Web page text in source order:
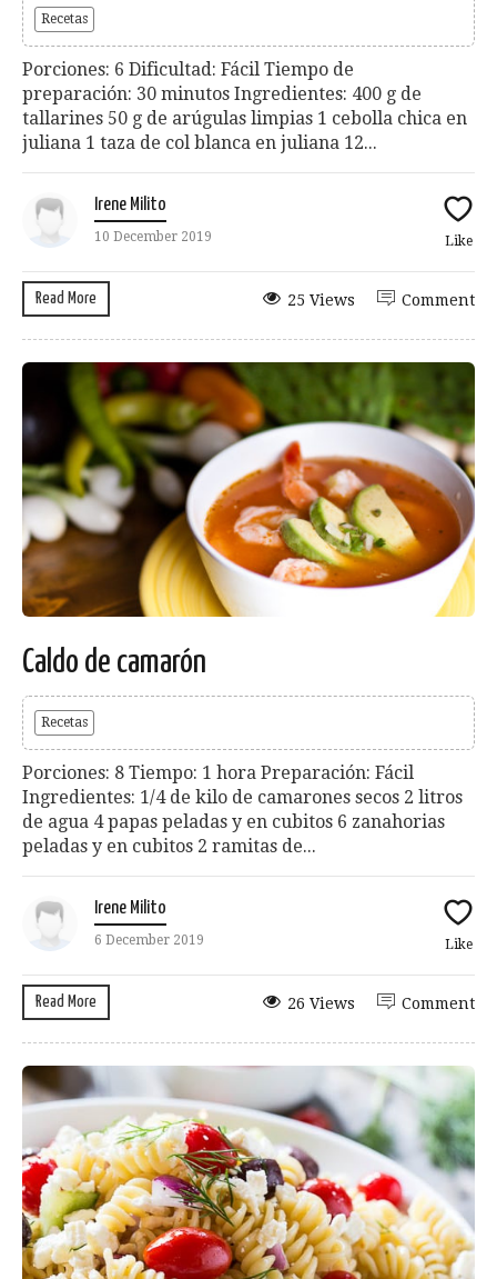
Recetas
Porciones: 6 Dificultad: Fácil Tiempo de
preparación: 30 minutos Ingredientes: 400 g de
tallarines 50 g de arúgulas limpias 1 cebolla chica en
juliana 1 taza de col blanca en juliana 12...
Irene Milito
10 December 2019 Like
Read More Comment
25 Views
Caldo de camarón
Recetas
Porciones: 8 Tiempo: 1 hora Preparación: Fácil
Ingredientes: 1/4 de kilo de camarones secos 2 litros
de agua 4 papas peladas y en cubitos 6 zanahorias
peladas y en cubitos 2 ramitas de...
Irene Milito
6 December 2019 Like
Read More Comment
26 Views